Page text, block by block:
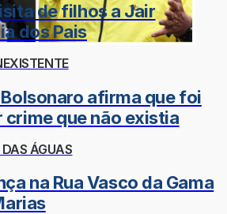
de filhos a Jair
dos Pais
afirma que foi
que não existia
ÁGUAS
na Rua Vasco da Gama